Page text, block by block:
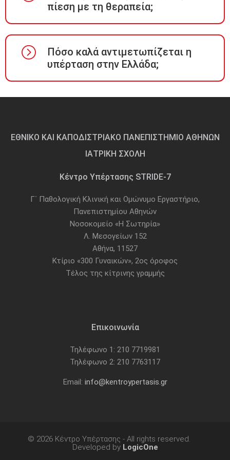
πίεση με τη θεραπεία;
Πόσο καλά αντιμετωπίζεται η
υπέρταση στην Ελλάδα;
ΕΘΝΙΚΟ ΚΑΙ ΚΑΠΟΔΙΣΤΡΙΑΚΟ ΠΑΝΕΠΙΣΤΗΜΙΟ ΑΘΗΝΩΝ
ΙΑΤΡΙΚΗ ΣΧΟΛΗ
Κέντρο Υπέρτασης STRIDE-7
Γ΄ Παθολογική Κλινική και Ομώνυμο Εργαστήριο,
Πανεπιστημίου Αθηνών
Νοσοκομείο «Η Σωτηρία»
Λ. Μεσογείων 152
Αθήνα, 11527
Κτίριο «300 Γυναικών», 2ος όροφος
Τέλος της κίτρινης γραμμής
Επικοινωνία
Τηλέφωνο 1: 210 7719981
Τηλέφωνο 2: 210 7763117
Email: info@kentroypertasis.gr
© 2026 Κέντρο Υπέρτασης - All rights reserved.
Developed by LogicOne